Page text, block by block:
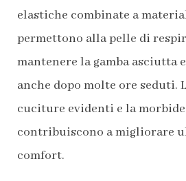
elastiche combinate a
permettono alla pelle di
mantenere la gamba asciutta
anche dopo molte ore seduti.
cuciture evidenti e la
contribuiscono a migliorare
comfort.